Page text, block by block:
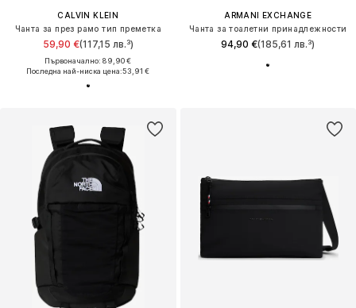
CALVIN KLEIN
Чанта за през рамо тип преметка
59,90 €(117,15 лв.³)
Първоначално: 89,90 €
Последна най-ниска цена:53,91 €
ARMANI EXCHANGE
Чанта за тоалетни принадлежности
94,90 €(185,61 лв.³)